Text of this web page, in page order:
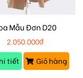
Mẫu Đơn D20
2.050.000₫
tiết
Giỏ hàng